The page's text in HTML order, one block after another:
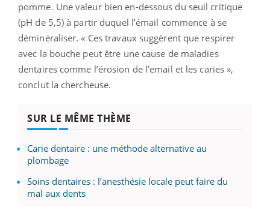
pomme. Une valeur bien en-dessous du seuil critique
(pH de 5,5) à partir duquel l’émail commence à se
déminéraliser. « Ces travaux suggèrent que respirer
avec la bouche peut être une cause de maladies
dentaires comme l’érosion de l’email et les caries »,
conclut la chercheuse.
SUR LE MÊME THÈME
Carie dentaire : une méthode alternative au
plombage
Soins dentaires : l’anesthésie locale peut faire du
mal aux dents